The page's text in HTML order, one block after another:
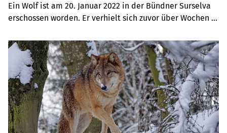
Ein Wolf ist am 20. Januar 2022 in der Bündner Surselva
erschossen worden. Er verhielt sich zuvor über Wochen
einer Gefährdung sei alarmierend gewesen.